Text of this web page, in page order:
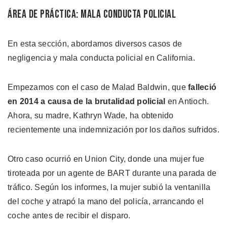
Área de Práctica: Mala Conducta Policial
En esta sección, abordamos diversos casos de
negligencia y mala conducta policial en California.
Empezamos con el caso de Malad Baldwin, quefalleció
en 2014 a causa de la brutalidad policial en Antioch.
Ahora, su madre, Kathryn Wade, ha obtenido
recientemente una indemnización por los daños sufridos.
Otro caso ocurrió en Union City, donde una mujer fue
tiroteada por un agente de BART durante una parada de
tráfico. Según los informes, la mujer subió la ventanilla
del coche y atrapó la mano del policía, arrancando el
coche antes de recibir el disparo.